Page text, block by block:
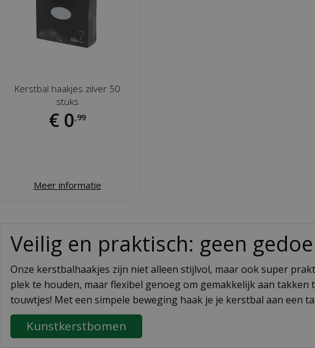
Kerstbal haakjes zilver 50
stuks
€ 0 99
Meer informatie
Veilig en praktisch: geen
Onze kerstbalhaakjes zijn niet alleen stijlvol, maar ook super
plek te houden, maar flexibel genoeg om gemakkelijk aan
touwtjes! Met een simpele beweging haak je je kerstbal aan een
Kunstkerstbomen